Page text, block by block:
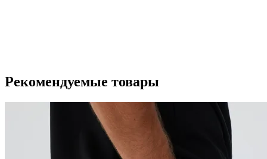
Рекомендуемые товары